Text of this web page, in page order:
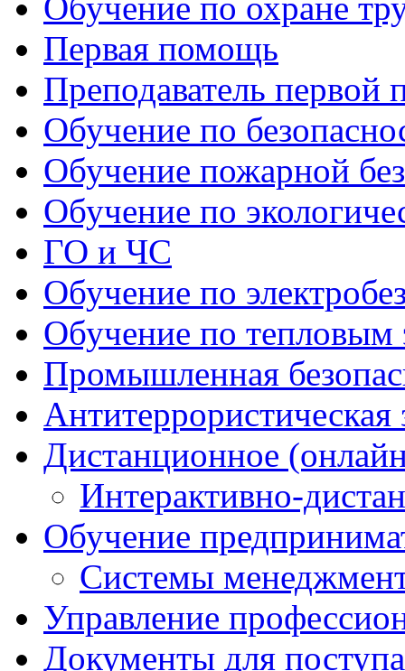
Первая помощь
Преподаватель
Обучение по
Обучение пожарной
Обучение по
ГО и ЧС
Обучение по
Обучение по тепловым
Промышленная
Дистанционное
Интерактивно-
Обучение
Системы
Управление
Документы для